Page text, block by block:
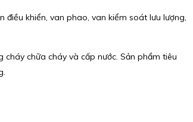
điều khiển, van phao, van kiểm soát lưu lượng,
chữa cháy và cấp nước. Sản phẩm tiêu